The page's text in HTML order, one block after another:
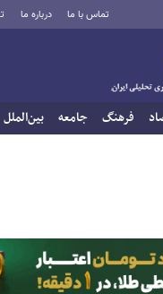
تماس با ما درباره ما
فرهنگ جامعه بین‌الملل